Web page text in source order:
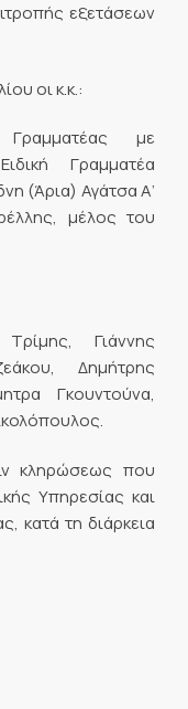
εξετάσεων
οι κ.κ.:
με
Γραμματέα
(Άρια) Αγάτσα Α’
μέλος του
Γιάννης
Δημήτρης
Γκουντούνα,
κληρώσεως που
Υπηρεσίας και
κατά τη διάρκεια